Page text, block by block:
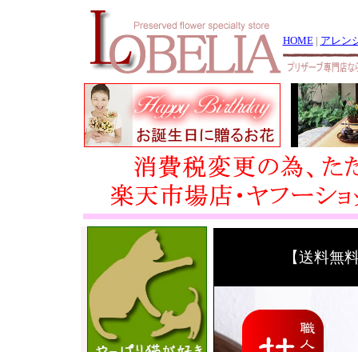
【送料